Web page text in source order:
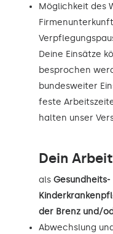
Möglichkeit des
Deine Einsätze
besprochen
bundesweiter
feste
halten unser
Dein
als Gesundheits-
der Brenz und/
Abwechslung